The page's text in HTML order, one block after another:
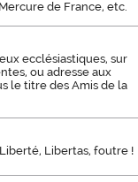
de France, etc.
ecclésiastiques, sur
ou adresse aux
le titre des Amis de la
Libertas, foutre !